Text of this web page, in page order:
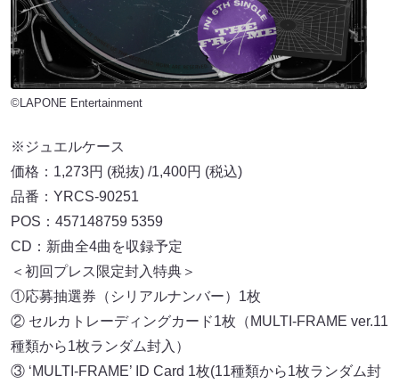
©LAPONE Entertainment
※ジュエルケース
価格：1,273円 (税抜) /1,400円 (税込)
品番：YRCS-90251
POS：457148759 5359
CD：新曲全4曲を収録予定
＜初回プレス限定封入特典＞
①応募抽選券（シリアルナンバー）1枚
② セルカトレーディングカード1枚（MULTI-FRAME ver.11
種類から1枚ランダム封入）
③ ‘MULTI-FRAME’ ID Card 1枚(11種類から1枚ランダム封